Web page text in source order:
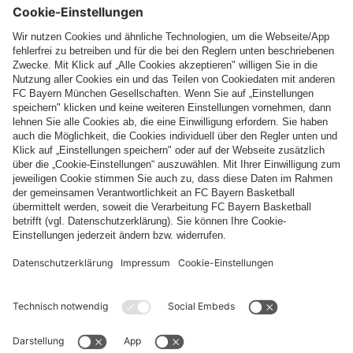
Folge uns
Zahlung & Lieferung
FC Bayern Store App
WIDERRUF